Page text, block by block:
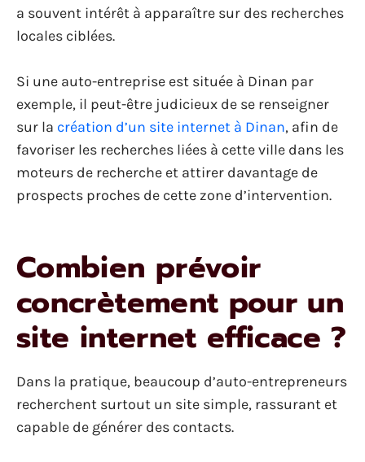
a souvent intérêt à apparaître sur des recherches
locales ciblées.
Si une auto-entreprise est située à Dinan par
exemple, il peut-être judicieux de se renseigner
sur la création d’un site internet à Dinan, afin de
favoriser les recherches liées à cette ville dans les
moteurs de recherche et attirer davantage de
prospects proches de cette zone d’intervention.
Combien prévoir
concrètement pour un
site internet efficace ?
Dans la pratique, beaucoup d’auto-entrepreneurs
recherchent surtout un site simple, rassurant et
capable de générer des contacts.